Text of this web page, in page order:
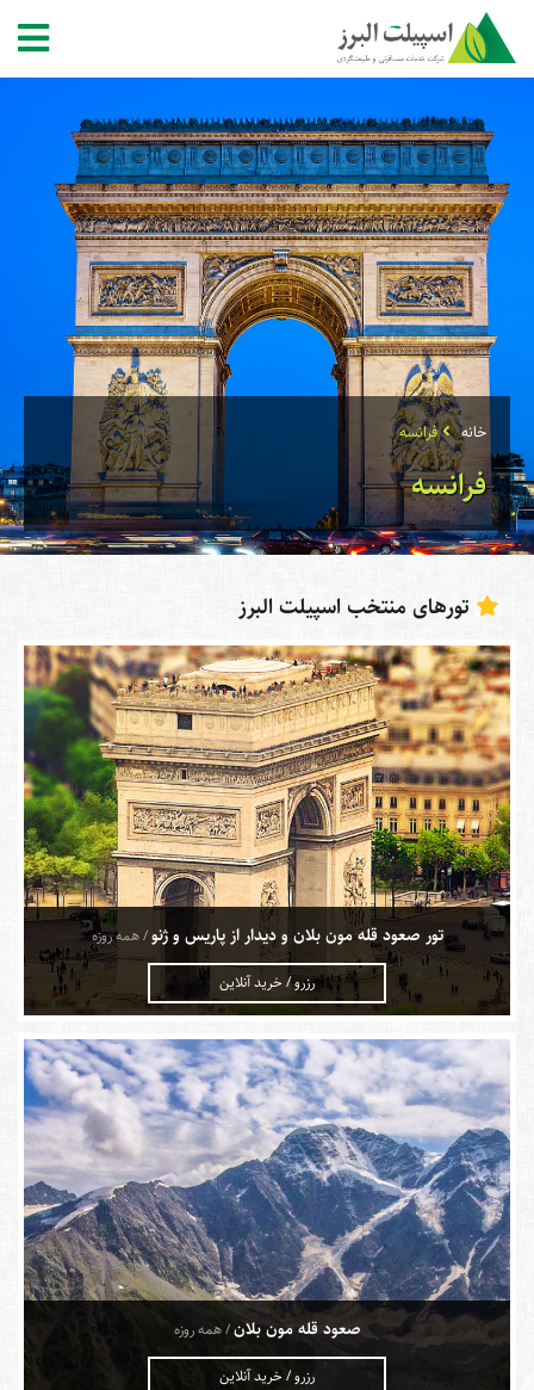
خانه فرانسه
فرانسه
تورهای منتخب اسپیلت البرز
تور صعود قله مون بلان و دیدار از پاریس و ژنو/ همه روزه
رزرو / خرید آنلاین
صعود قله مون بلان/ همه روزه
رزرو / خرید آنلاین